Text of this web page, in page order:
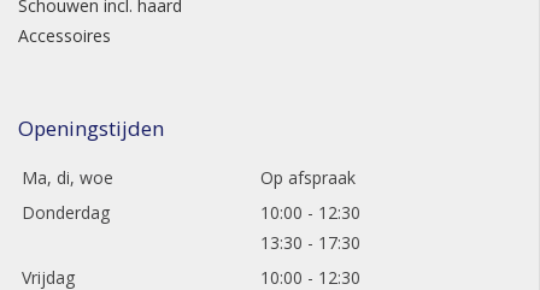
Schouwen incl. haard
Accessoires
Openingstijden
Ma, di, woe
Op afspraak
Donderdag
10:00 - 12:30
13:30 - 17:30
Vrijdag
10:00 - 12:30